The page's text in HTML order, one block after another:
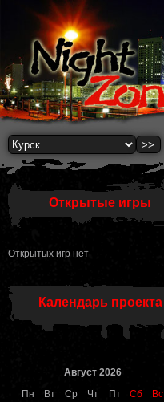
Открытые игры
Открытых игр нет
Календарь проекта
Август 2026
Пн
Вт Ср Чт Пт Сб
Вс